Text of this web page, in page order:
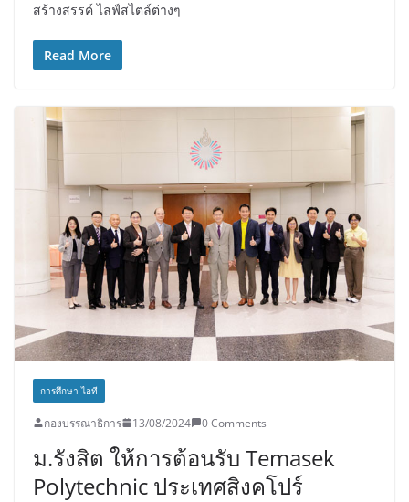
สร้างสรรค์ ไลฟ์สไตล์ต่างๆ
Read More
การศึกษา-ไอที
กองบรรณาธิการ 13/08/2024 0 Comments
ม.รังสิต ให้การต้อนรับ Temasek
Polytechnic ประเทศสิงคโปร์